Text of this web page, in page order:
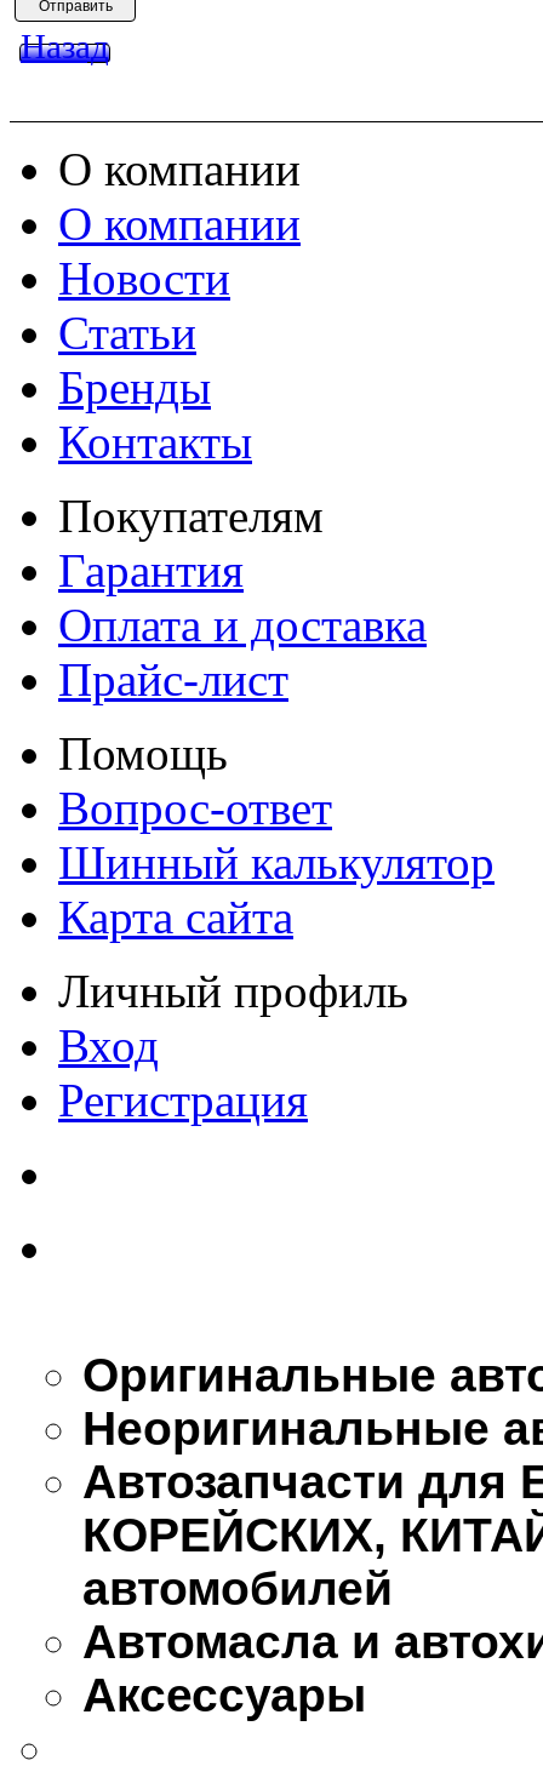
Назад
О компании
О компании
Новости
Статьи
Бренды
Контакты
Покупателям
Гарантия
Оплата и доставка
Прайс-лист
Помощь
Вопрос-ответ
Шинный калькулятор
Карта сайта
Личный профиль
Вход
Регистрация
Оригинальные
Неоригинальные
Автозапчасти
КОРЕЙСКИХ,
автомобилей
Автомасла и
Аксессуары